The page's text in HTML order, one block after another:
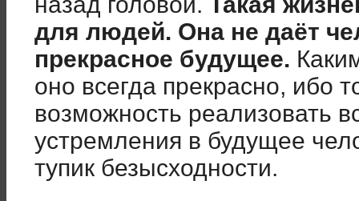
для людей. Она не даёт
прекрасное будущее.
оно всегда прекрасно, ибо
возможность реализовать
устремления в будущее
тупик безысходности.